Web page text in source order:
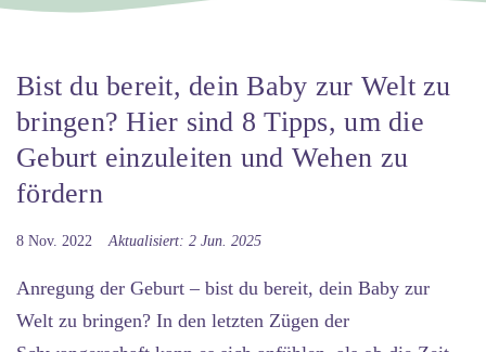
Bist du bereit, dein Baby zur Welt zu
bringen? Hier sind 8 Tipps, um die
Geburt einzuleiten und Wehen zu
fördern
8 Nov. 2022 Aktualisiert: 2 Jun. 2025
Anregung der Geburt – bist du bereit, dein Baby zur
Welt zu bringen? In den letzten Zügen der